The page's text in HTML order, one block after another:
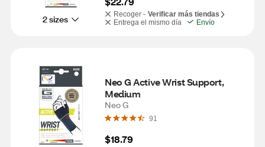
2 sizes Recoger - Verificar más tiendas
Entrega el mismo día
Envío
Neo G Active Wrist Support,
Medium
Neo G
91
$18.79